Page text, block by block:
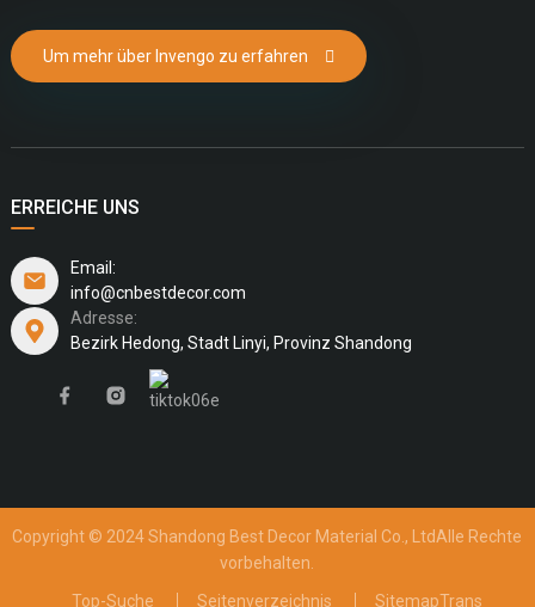
Um mehr über Invengo zu erfahren
ERREICHE UNS
Email:
info@cnbestdecor.com
Adresse:
Bezirk Hedong, Stadt Linyi, Provinz Shandong
Copyright © 2024 Shandong Best Decor Material Co., LtdAlle Rechte
vorbehalten.
Top-Suche
Seitenverzeichnis SitemapTrans